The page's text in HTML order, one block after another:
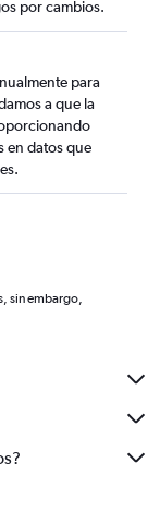
por cambios.
para
a que la
en datos que
sin embargo,